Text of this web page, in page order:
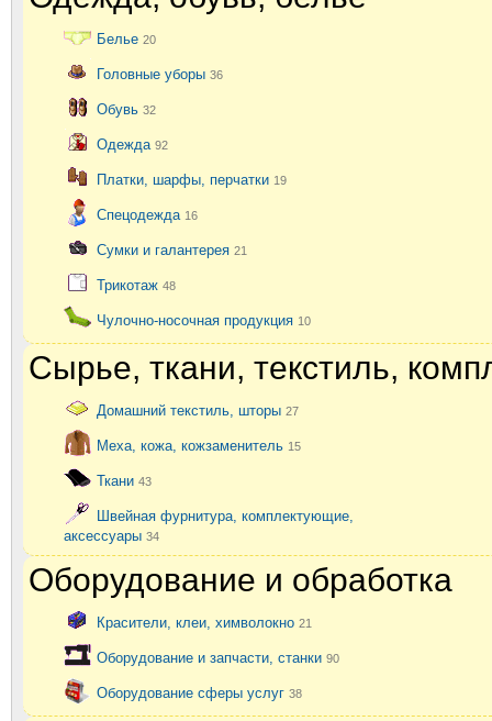
Белье 20
Головные уборы 36
Обувь 32
Одежда 92
Платки, шарфы, перчатки 19
Спецодежда 16
Сумки и галантерея 21
Трикотаж 48
Чулочно-носочная продукция 10
Сырье, ткани, текстиль,
Домашний текстиль, шторы 27
Меха, кожа, кожзаменитель 15
Ткани 43
Швейная фурнитура, комплектующие,
аксессуары 34
Оборудование и обработка
Красители, клеи, химволокно 21
Оборудование и запчасти, станки 90
Оборудование сферы услуг 38